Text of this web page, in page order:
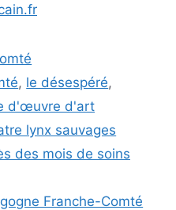
, le désespéré,
d'œuvre d'art
lynx sauvages
des mois de soins
Franche-Comté